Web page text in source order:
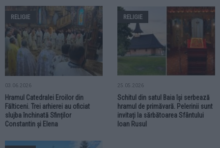
RELIGIE
03.06.2026
Hramul Catedralei Eroilor din
Fălticeni. Trei arhierei au oficiat
slujba închinată Sfinților
Constantin și Elena
RELIGIE
25.05.2026
Schitul din satul Baia își serbează
hramul de primăvară. Pelerinii sunt
invitați la sărbătoarea Sfântului
Ioan Rusul